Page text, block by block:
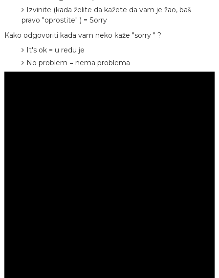
Izvinite (kada želite da kažete da vam je žao, baš
pravo "oprostite" ) = Sorry
Kako odgovoriti kada vam neko kaže "sorry " ?
It's ok = u redu je
No problem = nema problema